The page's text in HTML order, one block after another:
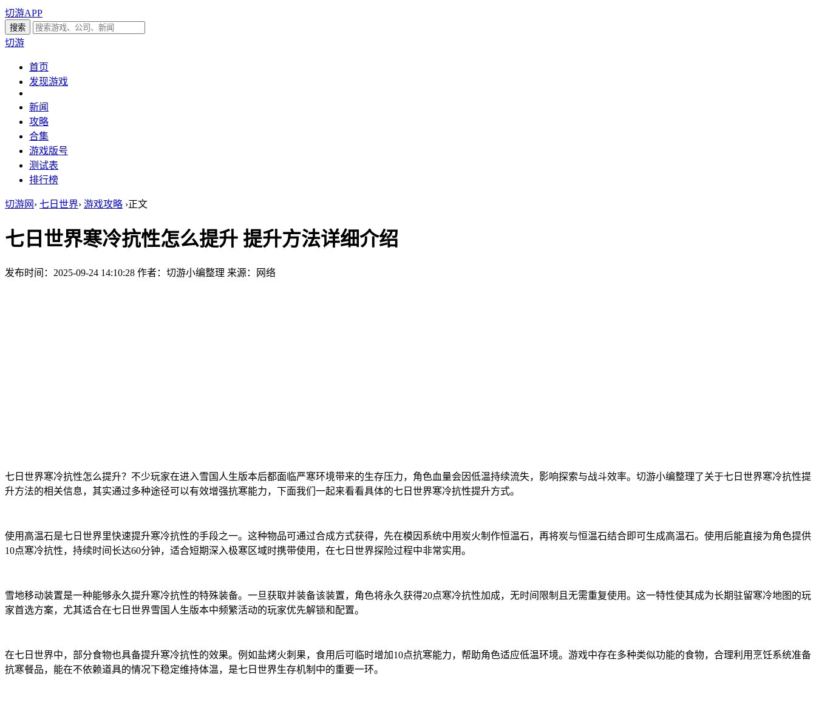
切游APP
切游
首页
发现游戏
新闻
攻略
合集
游戏版号
测试表
排行榜
切游网 › 七日世界› 游戏攻略 ›正文
七日世界寒冷抗性怎么提升 提升方法详细介绍
发布时间：2025-09-24 14:10:28 作者：切游小编整理 来源：网络
七日世界寒冷抗性怎么提升？不少玩家在进入雪国人生版本后都面临严寒环境带来的生存压力，角色血量会因低温持续流失，影响探索与战斗效率。切游小编整理了关于七日世界寒冷抗性提
升方法的相关信息，其实通过多种途径可以有效增强抗寒能力，下面我们一起来看看具体的七日世界寒冷抗性提升方式。
使用高温石是七日世界里快速提升寒冷抗性的手段之一。这种物品可通过合成方式获得，先在模因系统中用炭火制作恒温石，再将炭与恒温石结合即可生成高温石。使用后能直接为角色提供
10点寒冷抗性，持续时间长达60分钟，适合短期深入极寒区域时携带使用，在七日世界探险过程中非常实用。
雪地移动装置是一种能够永久提升寒冷抗性的特殊装备。一旦获取并装备该装置，角色将永久获得20点寒冷抗性加成，无时间限制且无需重复使用。这一特性使其成为长期驻留寒冷地图的玩
家首选方案，尤其适合在七日世界雪国人生版本中频繁活动的玩家优先解锁和配置。
在七日世界中，部分食物也具备提升寒冷抗性的效果。例如盐烤火刺果，食用后可临时增加10点抗寒能力，帮助角色适应低温环境。游戏中存在多种类似功能的食物，合理利用烹饪系统准备
抗寒餐品，能在不依赖道具的情况下稳定维持体温，是七日世界生存机制中的重要一环。